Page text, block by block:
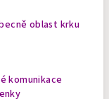
oblast krku
komunikace